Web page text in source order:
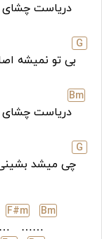
دریاست چشای
G
بی تو نمیشه
Bm
دریاست چشای
G
چی میشد
Bm
……
F#m